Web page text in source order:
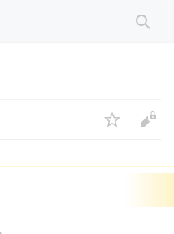
Suivre